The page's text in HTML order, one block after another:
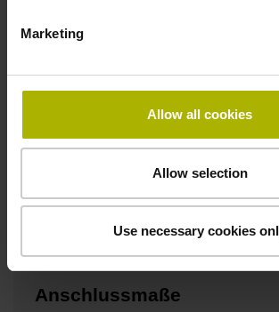
Marketing
Allow all cookies
Allow selection
Use necessary cookies
Downloads / CAD /
Anschlussmaße